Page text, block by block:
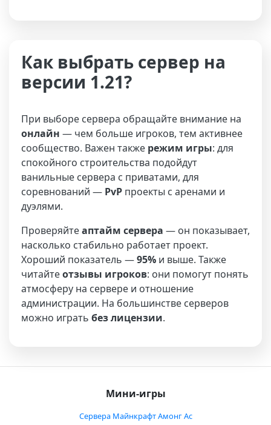
Как выбрать сервер на
версии 1.21?
При выборе сервера обращайте внимание на
онлайн — чем больше игроков, тем активнее
сообщество. Важен также режим игры: для
спокойного строительства подойдут
ванильные сервера с приватами, для
соревнований — PvP проекты с аренами и
дуэлями.
Проверяйтеаптайм сервера — он показывает,
насколько стабильно работает проект.
Хороший показатель —95% и выше. Также
читайтеотзывы игроков: они помогут понять
атмосферу на сервере и отношение
администрации. На большинстве серверов
можно играть без лицензии.
Мини-игры
Сервера Майнкрафт Амонг Ас